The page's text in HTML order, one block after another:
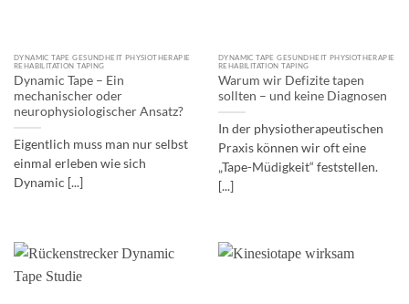
DYNAMIC TAPE GESUNDHEIT PHYSIOTHERAPIE
REHABILITATION TAPING
Dynamic Tape – Ein
mechanischer oder
neurophysiologischer Ansatz?
Eigentlich muss man nur selbst
einmal erleben wie sich
Dynamic [...]
DYNAMIC TAPE GESUNDHEIT PHYSIOTHERAPIE
REHABILITATION TAPING
Warum wir Defizite tapen
sollten – und keine Diagnosen
In der physiotherapeutischen
Praxis können wir oft eine
„Tape-Müdigkeit“ feststellen.
[...]